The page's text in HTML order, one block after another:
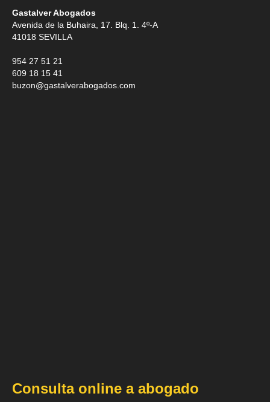
Gastalver Abogados
Avenida de la Buhaira, 17. Blq. 1. 4º-A
41018 SEVILLA
954 27 51 21
609 18 15 41
buzon@gastalverabogados.com
Consulta online a abogado